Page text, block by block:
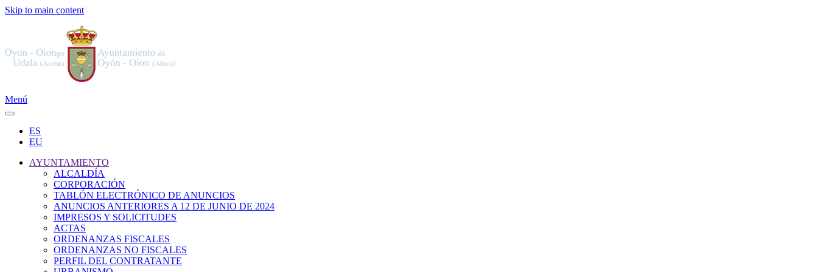
Skip to main content
Menú
ES
EU
AYUNTAMIENTO
ALCALDÍA
CORPORACIÓN
TABLÓN ELECTRÓNICO DE ANUNCIOS
ANUNCIOS ANTERIORES A 12 DE JUNIO DE 2024
IMPRESOS Y SOLICITUDES
ACTAS
ORDENANZAS FISCALES
ORDENANZAS NO FISCALES
PERFIL DEL CONTRATANTE